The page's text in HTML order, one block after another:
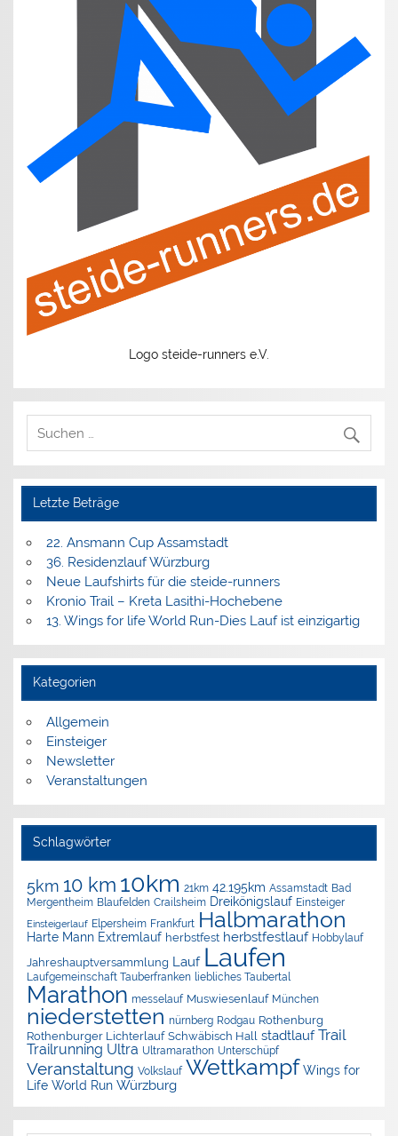
Logo steide-runners e.V.
Letzte Beträge
22. Ansmann Cup Assamstadt
36. Residenzlauf Würzburg
Neue Laufshirts für die steide-runners
Kronio Trail – Kreta Lasithi-Hochebene
13. Wings for life World Run-Dies Lauf ist einzigartig
Kategorien
Allgemein
Einsteiger
Newsletter
Veranstaltungen
Schlagwörter
5km 10 km 10km 21km 42.195km Assamstadt Bad
Mergentheim Blaufelden Crailsheim Dreikönigslauf Einsteiger
Einsteigerlauf Elpersheim Frankfurt Halbmarathon
Harte Mann Extremlauf herbstfest herbstfestlauf Hobbylauf
Jahreshauptversammlung Lauf Laufen
Laufgemeinschaft Tauberfranken liebliches Taubertal
Marathon messelauf Muswiesenlauf München
niederstetten nürnberg Rodgau Rothenburg
Rothenburger Lichterlauf Schwäbisch Hall stadtlauf Trail
Trailrunning Ultra Ultramarathon Unterschüpf
Veranstaltung Volkslauf Wettkampf Wings for
Life World Run Würzburg